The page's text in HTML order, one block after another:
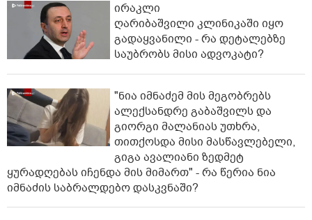
ირაკლი
ღარიბაშვილი კლინიკაში იყო
გადაყვანილი - რა დეტალებზე
საუბრობს მისი ადვოკატი?
"ნია იმნაძემ მის მეგობრებს
ალექსანდრე გაბაშვილს და
გიორგი მალანიას უთხრა,
თითქოსდა მისი მასწავლებელი,
გიგა ავალიანი ზედმეტ
ყურადღებას იჩენდა მის მიმართ" - რა წერია ნია
იმნაძის საბრალდებო დასკვნაში?